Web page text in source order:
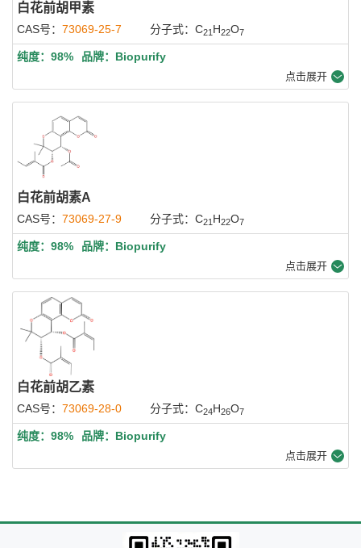
白花前胡甲素
CAS号： 73069-25-7 分子式：C21 H22O7
纯度：98% 品牌：Biopurify
点击展开
白花前胡素A
CAS号： 73069-27-9 分子式：C21 H22O7
纯度：98% 品牌：Biopurify
点击展开
白花前胡乙素
CAS号： 73069-28-0 分子式：C24H26O7
纯度：98% 品牌：Biopurify
点击展开